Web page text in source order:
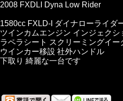
2008 FXDLI Dyna Low Rider
1580cc FXLD-I ダイナローライダ
ツインカムエンジン インジェクシ
ラペラシート スクリーミングイー
ウインカー移設 社外ハンドル
下取り 綺麗な一台です